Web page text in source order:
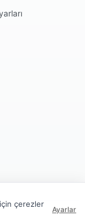
çerezler
Ayarlar